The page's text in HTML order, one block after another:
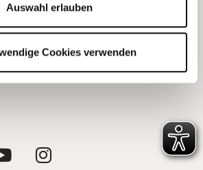
Auswahl erlauben
Cookies verwenden
Bundesland